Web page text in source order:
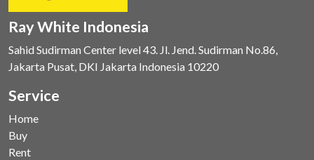
Ray White Indonesia
Sahid Sudirman Center level 43. Jl. Jend. Sudirman No.86,
Jakarta Pusat, DKI Jakarta Indonesia 10220
Service
Home
Buy
Rent